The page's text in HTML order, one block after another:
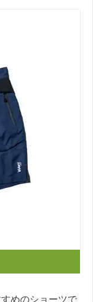
めのショーツで